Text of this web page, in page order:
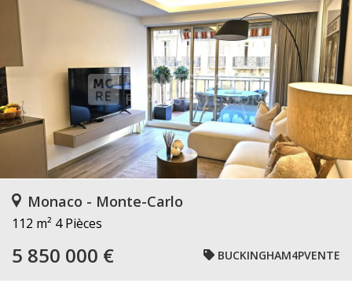
Monaco - Monte-Carlo
112 m² 4 Pièces
5 850 000 € BUCKINGHAM4PVENTE